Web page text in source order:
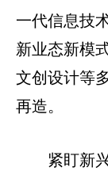
一代信息技
新业态新模
文创设计等
再造。
紧盯新